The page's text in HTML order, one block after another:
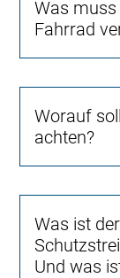
Was
Fahrrad
Worauf
achten?
Was ist
Und was